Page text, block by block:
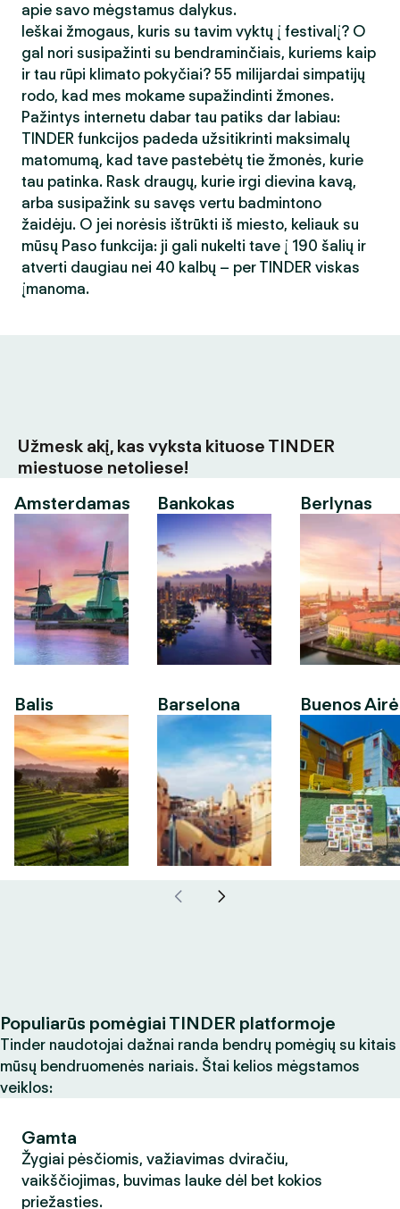
apie savo mėgstamus dalykus.
Ieškai žmogaus, kuris su tavim vyktų į festivalį? O
gal nori susipažinti su bendraminčiais, kuriems kaip
ir tau rūpi klimato pokyčiai? 55 milijardai simpatijų
rodo, kad mes mokame supažindinti žmones.
Pažintys internetu dabar tau patiks dar labiau:
TINDER funkcijos padeda užsitikrinti maksimalų
matomumą, kad tave pastebėtų tie žmonės, kurie
tau patinka. Rask draugų, kurie irgi dievina kavą,
arba susipažink su savęs vertu badmintono
žaidėju. O jei norėsis ištrūkti iš miesto, keliauk su
mūsų Paso funkcija: ji gali nukelti tave į 190 šalių ir
atverti daugiau nei 40 kalbų – per TINDER viskas
įmanoma.
Užmesk akį, kas vyksta kituose TINDER
miestuose netoliese!
Amsterdamas
Balis
Bankokas
Barselona
Berlynas
Buenos
Populiarūs pomėgiai TINDER platformoje
Tinder naudotojai dažnai randa bendrų pomėgių su kitais
mūsų bendruomenės nariais. Štai kelios mėgstamos
veiklos:
Gamta
Žygiai pėsčiomis, važiavimas dviračiu,
vaikščiojimas, buvimas lauke dėl bet kokios
priežasties.